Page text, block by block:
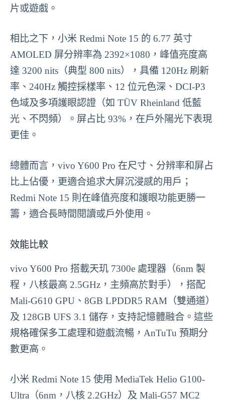
片或遊戲。
相比之下，小米 Redmi Note 15 的 6.77 英寸
AMOLED 屏分辨率為 2392×1080，峰值亮度高
達 3200 nits（典型 800 nits），具備 120Hz 刷新
率、240Hz 觸控採樣率、12 位元色深、DCI-P3
色域及多項護眼認證（如 TÜV Rheinland 低藍
光、不閃頻）。屏占比 93%，在戶外陽光下表現
更佳。
總體而言，vivo Y600 Pro 在尺寸、分辨率和屏占
比上佔優，更適合追求大屏沉浸感的用戶；
Redmi Note 15 則在峰值亮度和護眼功能更勝一
籌，適合長時間閱讀或戶外使用。
效能比較
vivo Y600 Pro 搭載天玑 7300e 處理器（6nm 製
程，八核最高 2.5GHz，主頻高於對手），搭配
Mali-G610 GPU、8GB LPDDR5 RAM（雙通道）
及 128GB UFS 3.1 儲存，支持記憶體融合。這些
規格確保多工處理和遊戲流暢，AnTuTu 預期分
數更高。
小米 Redmi Note 15 使用 MediaTek Helio G100-
Ultra（6nm，八核 2.2GHz）及 Mali-G57 MC2